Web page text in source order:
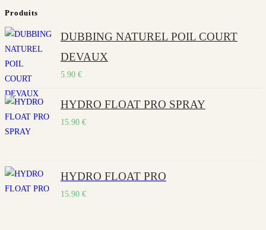
close
Produits
DUBBING NATUREL POIL COURT
DEVAUX
5.90 €
HYDRO FLOAT PRO SPRAY
15.90 €
HYDRO FLOAT PRO
15.90 €